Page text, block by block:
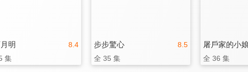
8.4
明
集
8.5
步步驚心
全 35 集 全 36 集